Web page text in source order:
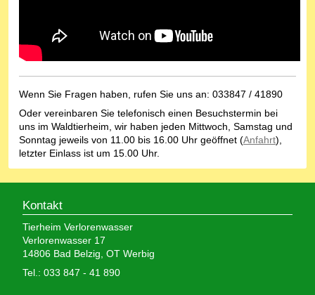
Wenn Sie Fragen haben, rufen Sie uns an: 033847 / 41890
Oder vereinbaren Sie telefonisch einen Besuchstermin bei
uns im Waldtierheim, wir haben jeden Mittwoch, Samstag und
Sonntag jeweils von 11.00 bis 16.00 Uhr geöffnet (Anfahrt),
letzter Einlass ist um 15.00 Uhr.
Kontakt
Tierheim Verlorenwasser
Verlorenwasser 17
14806 Bad Belzig, OT Werbig
Tel.: 033 847 - 41 890